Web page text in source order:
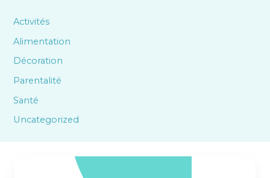
Activités
Alimentation
Décoration
Parentalité
Santé
Uncategorized